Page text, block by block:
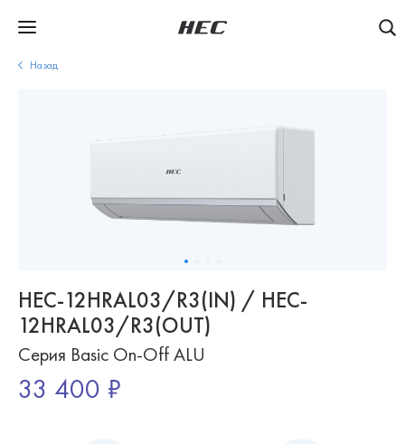
Назад
HEC-12HRAL03/R3(IN) / HEC-
12HRAL03/R3(OUT)
Серия Basic On-Off ALU
33 400 ₽